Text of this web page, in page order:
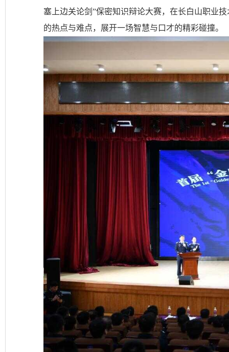
塞上边关论剑”保密知识辩论大赛，在长白山职业
的热点与难点，展开一场智慧与口才的精彩碰撞。